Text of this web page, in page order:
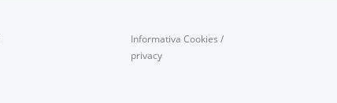
Informativa Cookies /
privacy